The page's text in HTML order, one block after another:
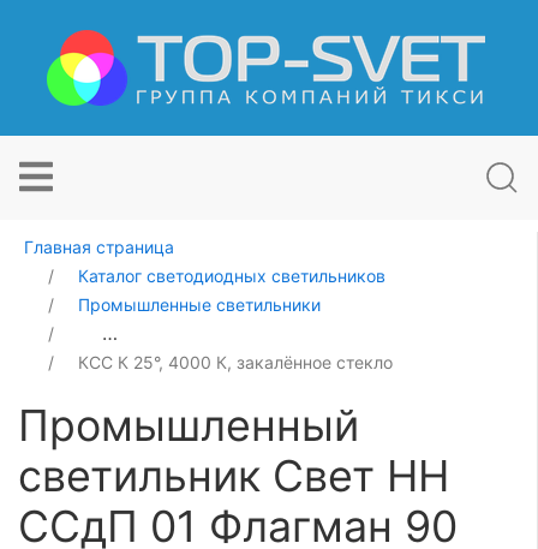
Главная страница
Каталог светодиодных светильников
Промышленные светильники
Промышленный светильник Свет НН ССдП 01
КСС К 25°, 4000 К, закалённое стекло
Промышленный
светильник Свет НН
ССдП 01 Флагман 90